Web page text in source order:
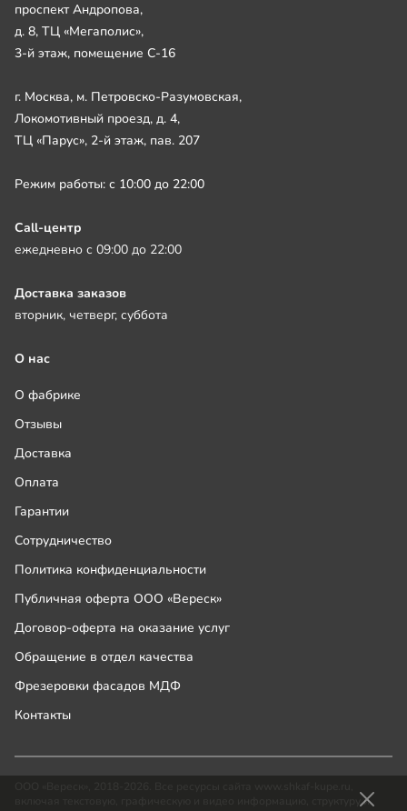
проспект Андропова,
д. 8, ТЦ «Мегаполис»,
3-й этаж, помещение С-16
г. Москва, м. Петровско-Разумовская,
Локомотивный проезд, д. 4,
ТЦ «Парус», 2-й этаж, пав. 207
Режим работы: с 10:00 до 22:00
Call-центр
ежедневно с 09:00 до 22:00
Доставка заказов
вторник, четверг, суббота
О нас
О фабрике
Отзывы
Доставка
Оплата
Гарантии
Сотрудничество
Политика конфиденциальности
Публичная оферта ООО «Вереск»
Договор-оферта на оказание услуг
Обращение в отдел качества
Фрезеровки фасадов МДФ
Контакты
включая текстовую, графическую и видео информацию, структуру и